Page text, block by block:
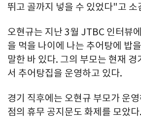
뛰고 골까지 넣을 수 있었다"고 소
오현규는 지난 3월 JTBC 인터뷰
을 먹을 나이에 나는 추어탕에 밥
말한 바 있다. 그의 부모는 현재 경
서 추어탕집을 운영하고 있다.
경기 직후에는 오현규 부모가 운
점의 휴무 공지문도 화제를 모았다.